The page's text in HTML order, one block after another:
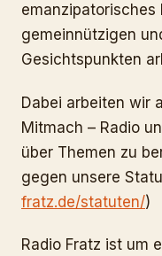
gemeinnützigen
Gesichtspunkten
Dabei arbeiten wir
Mitmach – Radio
über Themen zu
gegen unsere
fratz.de/statuten/)
Radio Fratz ist um